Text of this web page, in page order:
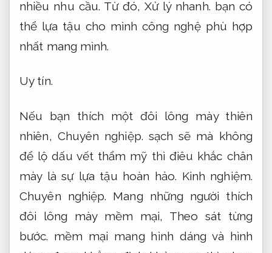
nhiều nhu cầu. Từ đó,Xử lý nhanh. bạn có
thể lựa tậu cho mình công nghệ phù hợp
nhất mang mình.
Uy tín.
Nếu bạn thích một đôi lông mày thiên
nhiên, Chuyên nghiệp. sạch sẽ mà không
để lộ dấu vết thẩm mỹ thì điêu khắc chân
mày là sự lựa tậu hoàn hảo. Kinh nghiệm.
Chuyên nghiệp. Mang những người thích
đôi lông mày mềm mại, Theo sát từng
bước. mềm mại mang hình dáng và hình